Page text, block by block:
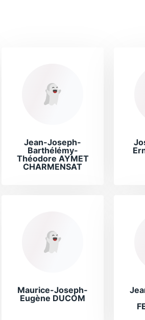
Jean-Joseph-
Barthélémy-
Théodore AYMET
CHARMENSAT
Maurice-Joseph-
Eugène DUCOM